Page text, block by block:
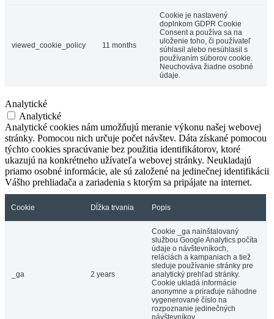
viewed_cookie_policy 11 months
Cookie je nastavený
doplnkom GDPR Cookie
Consent a používa sa na
uloženie toho, či používateľ
súhlasil alebo nesúhlasil s
používaním súborov cookie.
Neuchováva žiadne osobné
údaje.
Analytické
Analytické
Analytické cookies nám umožňujú meranie výkonu našej webovej
stránky. Pomocou nich určuje počet návštev. Dáta získané pomocou
týchto cookies spracúvanie bez použitia identifikátorov, ktoré
ukazujú na konkrétneho užívateľa webovej stránky. Neukladajú
priamo osobné informácie, ale sú založené na jedinečnej identifikácii
Vášho prehliadača a zariadenia s ktorým sa pripájate na internet.
Cookie Dĺžka trvania Popis
_ga 2 years
Cookie _ga nainštalovaný
službou Google Analytics počíta
údaje o návštevníkoch,
reláciách a kampaniach a tiež
sleduje používanie stránky pre
analytický prehľad stránky.
Cookie ukladá informácie
anonymne a priraďuje náhodne
vygenerované číslo na
rozpoznanie jedinečných
návštevníkov.